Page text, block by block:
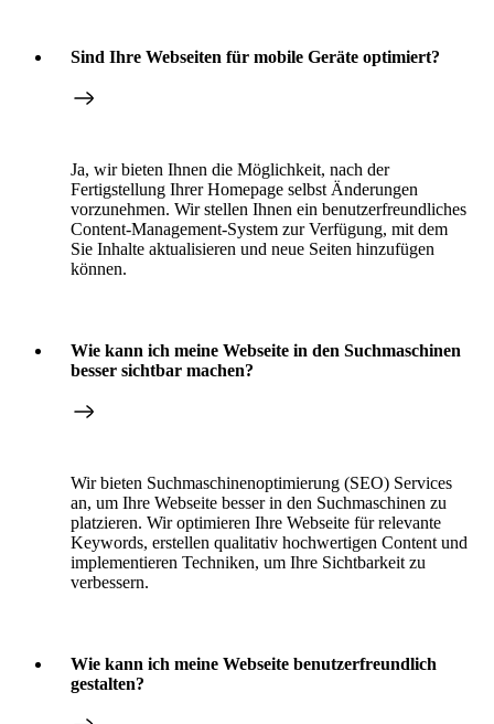
Sind Ihre Webseiten für mobile Geräte optimiert?
Ja, wir bieten Ihnen die Möglichkeit, nach der
Fertigstellung Ihrer Homepage selbst Änderungen
vorzunehmen. Wir stellen Ihnen ein benutzerfreundliches
Content-Management-System zur Verfügung, mit dem
Sie Inhalte aktualisieren und neue Seiten hinzufügen
können.
Wie kann ich meine Webseite in den Suchmaschinen
besser sichtbar machen?
Wir bieten Suchmaschinenoptimierung (SEO) Services
an, um Ihre Webseite besser in den Suchmaschinen zu
platzieren. Wir optimieren Ihre Webseite für relevante
Keywords, erstellen qualitativ hochwertigen Content und
implementieren Techniken, um Ihre Sichtbarkeit zu
verbessern.
Wie kann ich meine Webseite benutzerfreundlich
gestalten?